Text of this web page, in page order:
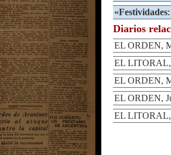
«Festividades:
Diarios
EL ORDEN,
EL LITORAL,
EL ORDEN,
EL ORDEN,
EL LITORAL,